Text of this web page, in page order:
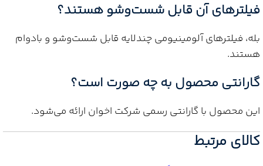
فیلترهای آن قابل شست‌وشو هستند؟
بله، فیلترهای آلومینیومی چندلایه قابل شست‌وشو و بادوام
هستند.
گارانتی محصول به چه صورت است؟
این محصول با گارانتی رسمی شرکت اخوان ارائه می‌شود.
کالای مرتبط